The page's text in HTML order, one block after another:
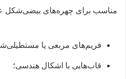
مناسب برای چهره‌های بیضی‌شکل
فریم‌های مربعی یا
قاب‌هایی با اشکال هندسی؛